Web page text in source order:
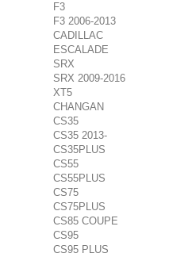
F3
F3 2006-2013
CADILLAC
ESCALADE
SRX
SRX 2009-2016
XT5
CHANGAN
CS35
CS35 2013-
CS35PLUS
CS55
CS55PLUS
CS75
CS75PLUS
CS85 COUPE
CS95
CS95 PLUS